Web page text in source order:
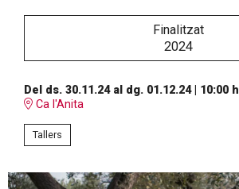
Finalitzat
2024
Del ds. 30.11.24al dg. 01.12.24| 10:00 h
Ca l'Anita
Tallers